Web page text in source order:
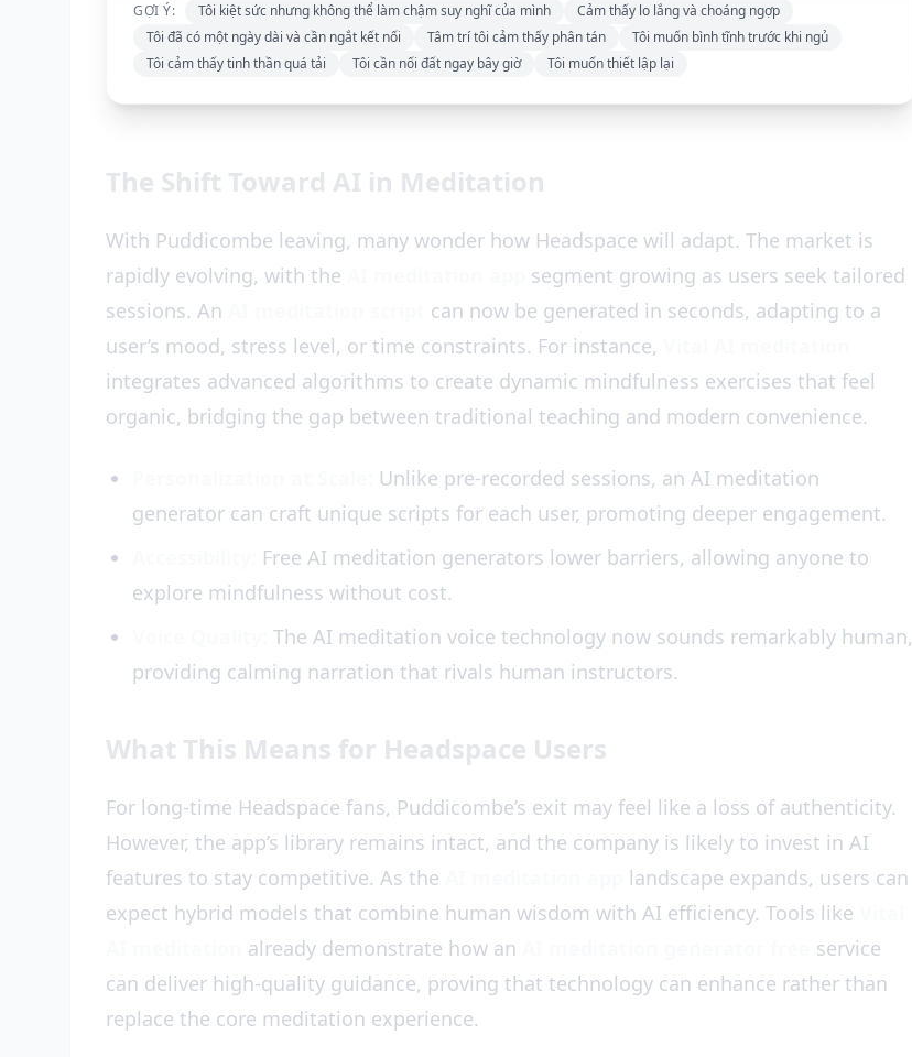
GỢI Ý: Tôi kiệt sức nhưng không thể làm chậm suy nghĩ của mình
Cảm thấy lo lắng và choáng ngợp
Tôi đã có một ngày dài và cần ngắt kết nối
Tâm trí tôi cảm thấy phân tán
Tôi muốn bình tĩnh trước khi ngủ
Tôi cảm thấy tinh thần quá tải
Tôi cần nối đất ngay bây giờ Tôi muốn thiết lập lại
The Shift Toward AI in Meditation
With Puddicombe leaving, many wonder how Headspace will adapt. The market is
rapidly evolving, with the
segment growing as users seek tailored
sessions. An
can now be generated in seconds, adapting to a
user’s mood, stress level, or time constraints. For instance,
integrates advanced algorithms to create dynamic mindfulness exercises that feel
organic, bridging the gap between traditional teaching and modern convenience.
Unlike pre-recorded sessions, an AI meditation
generator can craft unique scripts for each user, promoting deeper engagement.
Free AI meditation generators lower barriers, allowing anyone to
explore mindfulness without cost.
The AI meditation voice technology now sounds remarkably human,
providing calming narration that rivals human instructors.
What This Means for Headspace Users
For long-time Headspace fans, Puddicombe’s exit may feel like a loss of authenticity.
However, the app’s library remains intact, and the company is likely to invest in AI
features to stay competitive. As the
landscape expands, users can
expect hybrid models that combine human wisdom with AI efficiency. Tools like
already demonstrate how an
service
can deliver high-quality guidance, proving that technology can enhance rather than
replace the core meditation experience.